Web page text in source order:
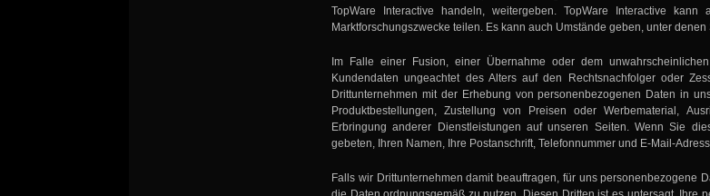
TopWare Interactive handeln, weitergeben. TopWare Interactive
Marktforschungszwecke teilen. Es kann auch Umstände geben, unter
Im Falle einer Fusion, einer Übernahme oder dem
Kundendaten ungeachtet des Alters auf den Rechtsnachfolger oder
Drittunternehmen mit der Erhebung von personenbezogenen Daten in
Produktbestellungen, Zustellung von Preisen oder Werbematerial,
Erbringung anderer Dienstleistungen auf unseren Seiten. Wenn Sie
gebeten, Ihren Namen, Ihre Postanschrift, Telefonnummer und E-Mail-
Falls wir Drittunternehmen damit beauftragen, für uns